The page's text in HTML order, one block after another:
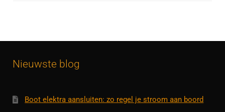
Nieuwste blog
Boot elektra aansluiten: zo regel je stroom aan boord